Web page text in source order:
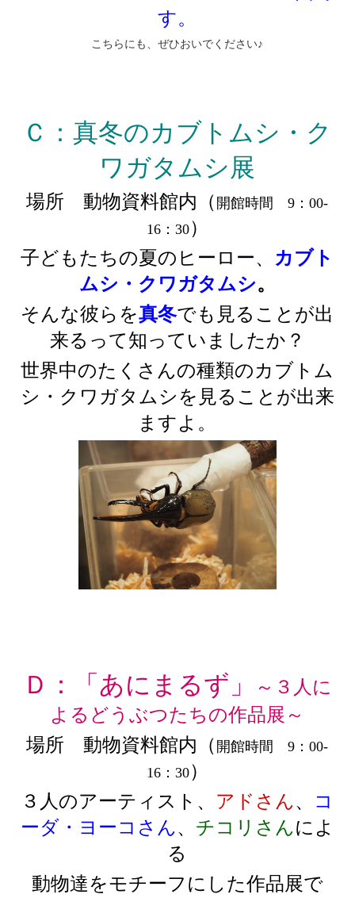
す。
こちらにも、ぜひおいでください♪
Ｃ：真冬のカブトムシ・ク
ワガタムシ展
場所 動物資料館内（ 開館時間 9：00-
16：30）
子どもたちの夏のヒーロー、 カブト
ムシ・クワガタムシ。
そんな彼らを真冬でも見ることが出
来るって知っていましたか？
世界中のたくさんの種類のカブトム
シ・クワガタムシを見ることが出来
ますよ。
Ｄ：「あにまるず」
～３人に
よるどうぶつたちの作品展～
場所 動物資料館内（ 開館時間 9：00-
16：30）
３人のアーティスト、 アドさん、 コ
ーダ・ヨーコさん、 チコリさんによ
る
動物達をモチーフにした作品展で